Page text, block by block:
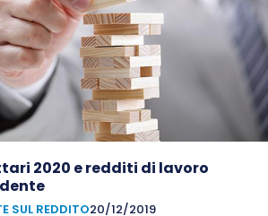
2020 e redditi di lavoro
SUL REDDITO20/12/2019